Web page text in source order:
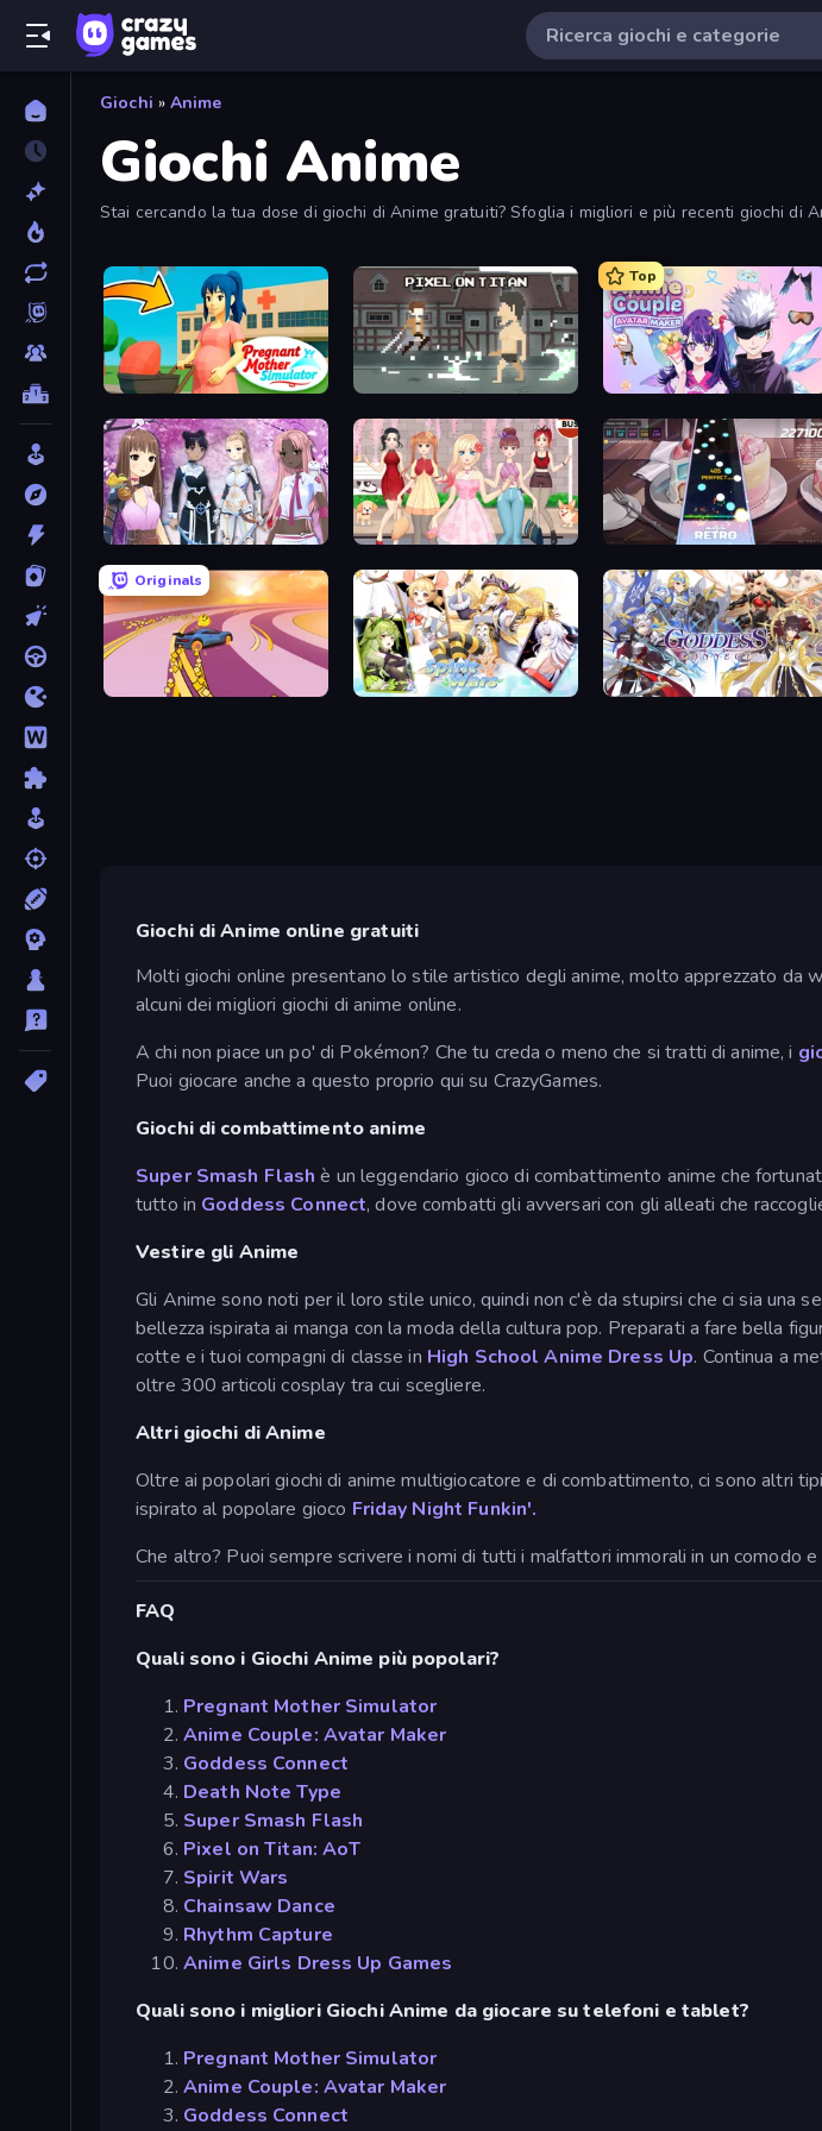
Giochi » Anime
Giochi Anime
Stai cercando la tua dose di giochi di Anime gratuiti? Sfoglia i migliori e più recenti giochi di
Pregnant Mother Simulator Pixel on Titan: AoT
Top
Anime Couple: Avatar Maker
Fantasy Avatar Anime Dress Up Anime Girls Dress Up Games Rhythm Capture
Originals
Sky Car Drift Spirit Wars Goddess Connect
Giochi di Anime online gratuiti
Molti giochi online presentano lo stile artistico degli anime, molto apprezzato da
alcuni dei migliori giochi di anime online.
A chi non piace un po' di Pokémon? Che tu creda o meno che si tratti di anime, i
Puoi giocare anche a questo proprio qui su CrazyGames.
Giochi di combattimento anime
Super Smash Flash è un leggendario gioco di combattimento anime che
tutto in Goddess Connect, dove combatti gli avversari con gli alleati che
Vestire gli Anime
Gli Anime sono noti per il loro stile unico, quindi non c'è da stupirsi che ci sia una
bellezza ispirata ai manga con la moda della cultura pop. Preparati a fare bella
cotte e i tuoi compagni di classe in High School Anime Dress Up. Continua a
oltre 300 articoli cosplay tra cui scegliere.
Altri giochi di Anime
Oltre ai popolari giochi di anime multigiocatore e di combattimento, ci sono altri
ispirato al popolare gioco Friday Night Funkin'.
Che altro? Puoi sempre scrivere i nomi di tutti i malfattori immorali in un comodo
FAQ
Quali sono i Giochi Anime più popolari?
Pregnant Mother Simulator
Anime Couple: Avatar Maker
Goddess Connect
Death Note Type
Super Smash Flash
Pixel on Titan: AoT
Spirit Wars
Chainsaw Dance
Rhythm Capture
Anime Girls Dress Up Games
Quali sono i migliori Giochi Anime da giocare su telefoni e tablet?
Pregnant Mother Simulator
Anime Couple: Avatar Maker
Goddess Connect